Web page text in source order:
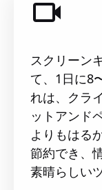
スクリーン
て、1日に8
れは、クラ
ットアンド
よりもはる
節約でき、
素晴らしい